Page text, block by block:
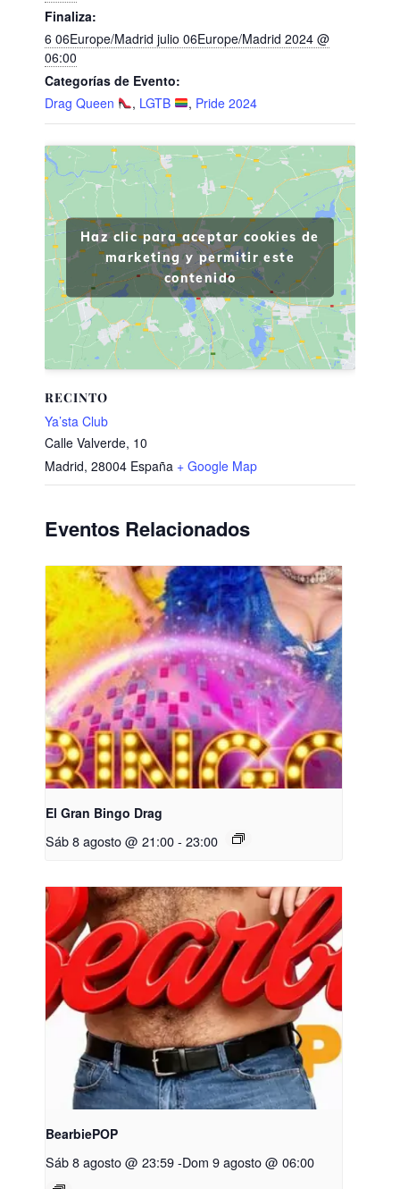
Finaliza:
6 06Europe/Madrid julio 06Europe/Madrid 2024 @
06:00
Categorías de Evento:
Drag Queen
, LGTB , Pride 2024
RECINTO
Ya’sta Club
Calle Valverde, 10
Madrid, 28004 España + Google Map
Haz clic para aceptar cookies de
marketing y permitir este
contenido
Eventos Relacionados
El Gran Bingo Drag
Sáb 8 agosto @ 21:00- 23:00
BearbiePOP
Sáb 8 agosto @ 23:59-Dom 9 agosto @ 06:00